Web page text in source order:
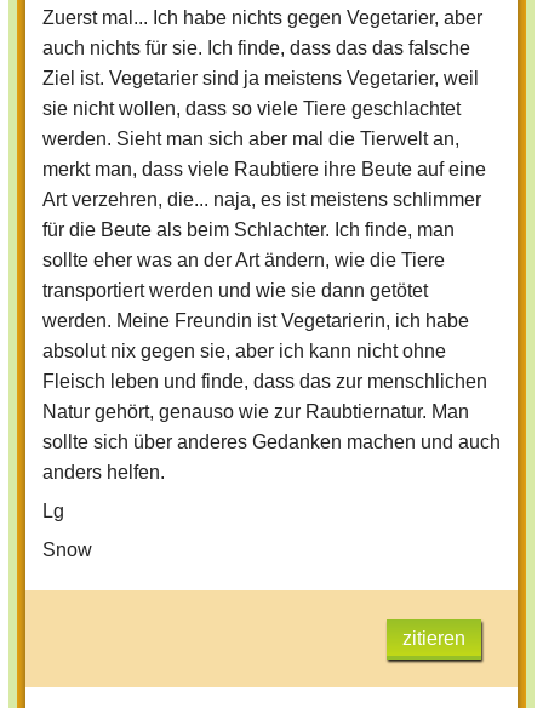
Zuerst mal... Ich habe nichts gegen Vegetarier, aber
auch nichts für sie. Ich finde, dass das das falsche
Ziel ist. Vegetarier sind ja meistens Vegetarier, weil
sie nicht wollen, dass so viele Tiere geschlachtet
werden. Sieht man sich aber mal die Tierwelt an,
merkt man, dass viele Raubtiere ihre Beute auf eine
Art verzehren, die... naja, es ist meistens schlimmer
für die Beute als beim Schlachter. Ich finde, man
sollte eher was an der Art ändern, wie die Tiere
transportiert werden und wie sie dann getötet
werden. Meine Freundin ist Vegetarierin, ich habe
absolut nix gegen sie, aber ich kann nicht ohne
Fleisch leben und finde, dass das zur menschlichen
Natur gehört, genauso wie zur Raubtiernatur. Man
sollte sich über anderes Gedanken machen und auch
anders helfen.
Lg
Snow
zitieren